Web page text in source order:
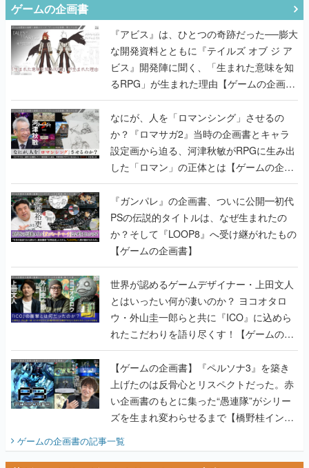
ゲームの企画書
『アビス』は、ひとつの奇跡だった──膨大
な開発資料とともに『テイルズ オブ ジ ア
ビス』開発陣に聞く、「生まれた意味を知
るRPG」が生まれた理由【ゲームの企画
書】
なにが、人を「ロマンシング」させるの
か？『ロマサガ2』当時の企画書とキャラ
設定画から迫る、河津秋敏がRPGに生み出
した「ロマン」の正体とは【ゲームの企画
書】
『ガンパレ』の企画書、ついに公開━初代
PSの伝説的タイトルは、なぜ生まれたの
か？そして『LOOP8』へ受け継がれたもの
【ゲームの企画書】
世界が認めるゲームデザイナー・上田文人
とはいったい何が凄いのか？ ヨコオタロ
ウ・外山圭一郎らと共に『ICO』に込めら
れたこだわりを語り尽くす！【ゲームの企
画書】
【ゲームの企画書】『ペルソナ3』を築き
上げたのは反骨心とリスペクトだった。赤
い企画書のもとに集った“愚連隊”がシリー
ズを生まれ変わらせるまで【橋野桂インタ
ビュー】
ゲームの企画書の記事一覧